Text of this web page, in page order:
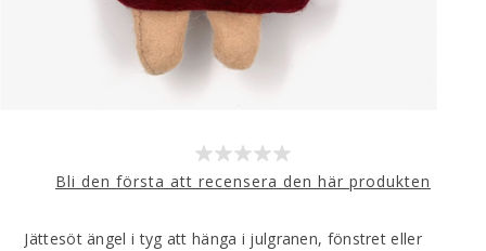
Bli den första att recensera den här produkten
Jättesöt ängel i tyg att hänga i julgranen, fönstret eller